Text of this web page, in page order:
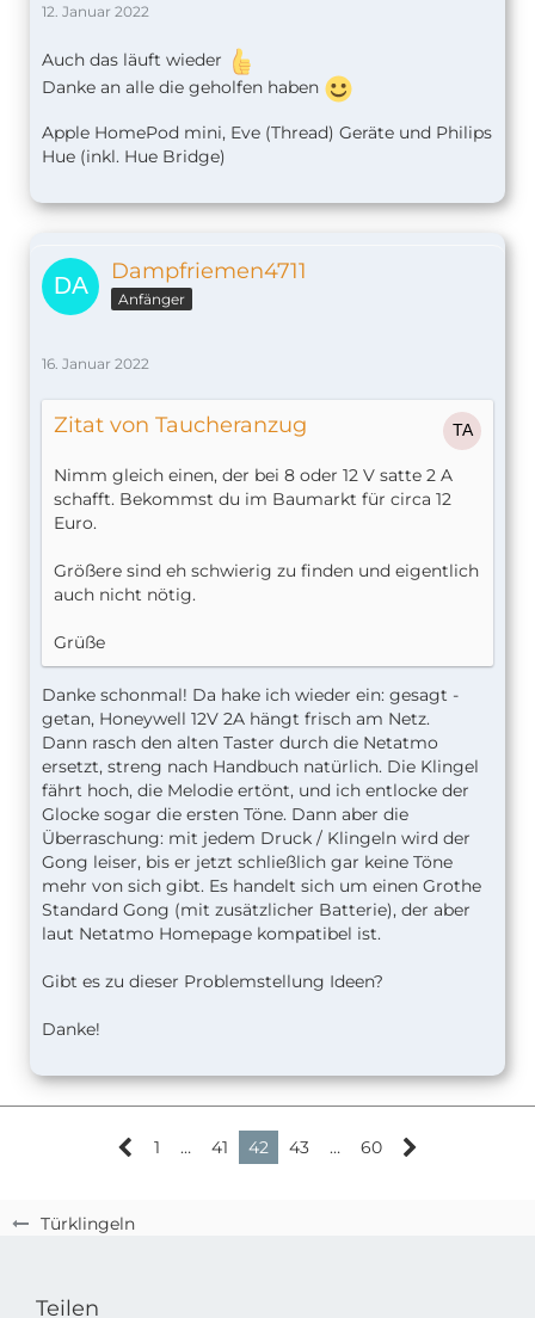
Türklingeln
12. Januar 2022
Auch das läuft wieder
Danke an alle die geholfen haben
Apple HomePod mini, Eve (Thread) Geräte und Philips
Hue (inkl. Hue Bridge)
Dampfriemen4711
Anfänger
16. Januar 2022
Zitat von Taucheranzug
Nimm gleich einen, der bei 8 oder 12 V satte 2 A
schafft. Bekommst du im Baumarkt für circa 12
Euro.
Größere sind eh schwierig zu finden und eigentlich
auch nicht nötig.
Grüße
Danke schonmal! Da hake ich wieder ein: gesagt -
getan, Honeywell 12V 2A hängt frisch am Netz.
Dann rasch den alten Taster durch die Netatmo
ersetzt, streng nach Handbuch natürlich. Die Klingel
fährt hoch, die Melodie ertönt, und ich entlocke der
Glocke sogar die ersten Töne. Dann aber die
Überraschung: mit jedem Druck / Klingeln wird der
Gong leiser, bis er jetzt schließlich gar keine Töne
mehr von sich gibt. Es handelt sich um einen Grothe
Standard Gong (mit zusätzlicher Batterie), der aber
laut Netatmo Homepage kompatibel ist.
Gibt es zu dieser Problemstellung Ideen?
Danke!
1 … 41 42 43 … 60
Teilen